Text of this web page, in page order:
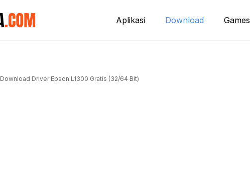
Aplikasi Download Games
Download Driver Epson L1300 Gratis (32/64 Bit)